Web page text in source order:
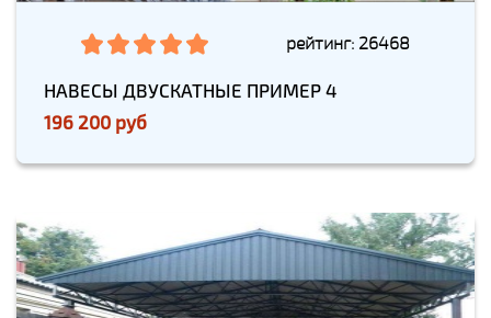
рейтинг: 26468
НАВЕСЫ ДВУСКАТНЫЕ ПРИМЕР 4
196 200 руб